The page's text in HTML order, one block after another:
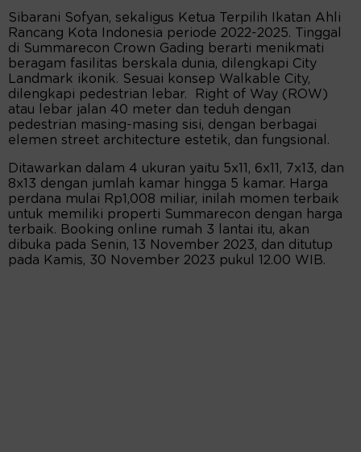
Sibarani Sofyan, sekaligus Ketua Terpilih Ikatan Ahli
Rancang Kota Indonesia periode 2022-2025. Tinggal
di Summarecon Crown Gading berarti menikmati
beragam fasilitas berskala dunia, dilengkapi City
Landmark ikonik. Sesuai konsep Walkable City,
dilengkapi pedestrian lebar. Right of Way (ROW)
atau lebar jalan 40 meter dan teduh dengan
pedestrian masing-masing sisi, dengan berbagai
elemen street architecture estetik, dan fungsional.
Ditawarkan dalam 4 ukuran yaitu 5x11, 6x11, 7x13, dan
8x13 dengan jumlah kamar hingga 5 kamar. Harga
perdana mulai Rp1,008 miliar, inilah momen terbaik
untuk memiliki properti Summarecon dengan harga
terbaik. Booking online rumah 3 lantai itu, akan
dibuka pada Senin, 13 November 2023, dan ditutup
pada Kamis, 30 November 2023 pukul 12.00 WIB.